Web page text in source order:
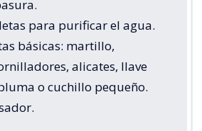
para purificar el agua.
básicas: martillo,
alicates, llave
o cuchillo pequeño.